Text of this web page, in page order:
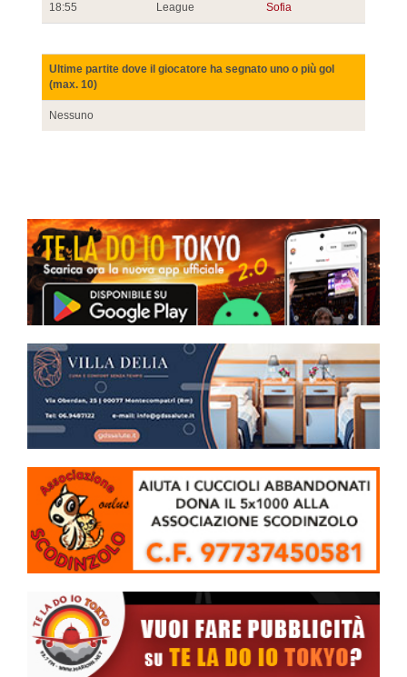
18:55
League
Sofia
Ultime partite dove il giocatore ha segnato uno o più gol
(max. 10)
Nessuno